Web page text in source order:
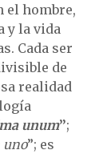
el hombre,
y la vida
Cada ser
de
realidad
unum”;
uno”; es